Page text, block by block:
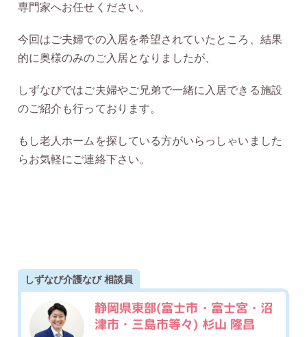
専門家へお任せください。
今回はご夫婦での入居を希望されていたところ、結果
的に奥様のみのご入居となりましたが、
しずなびではご夫婦やご兄弟で一緒に入居できる施設
のご紹介も行っております。
もし老人ホームを探している方がいらっしゃいました
らお気軽にご連絡下さい。
しずなび介護なび 相談員
静岡県東部(富士市・富士宮・沼
津市・三島市等々) 杉山 隆昌